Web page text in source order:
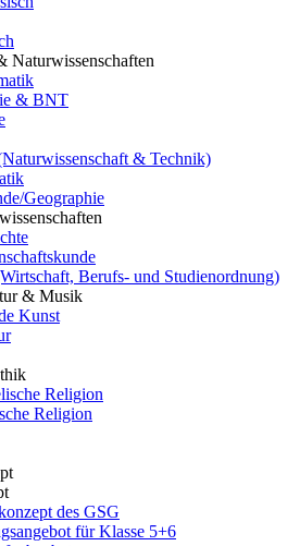
Naturwissenschaften
& BNT
& Technik)
Geographie
wissenschaften
Berufs- und Studienordnung)
& Musik
Kunst
Religion
Religion
des GSG
für Klasse 5+6